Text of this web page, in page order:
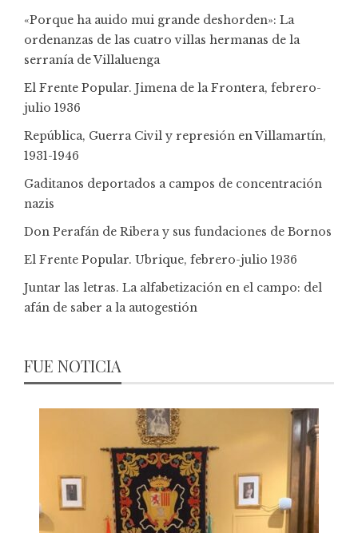
«Porque ha auido mui grande deshorden»: La
ordenanzas de las cuatro villas hermanas de la
serranía de Villaluenga
El Frente Popular. Jimena de la Frontera, febrero-
julio 1936
República, Guerra Civil y represión en Villamartín,
1931-1946
Gaditanos deportados a campos de concentración
nazis
Don Perafán de Ribera y sus fundaciones de Bornos
El Frente Popular. Ubrique, febrero-julio 1936
Juntar las letras. La alfabetización en el campo: del
afán de saber a la autogestión
FUE NOTICIA